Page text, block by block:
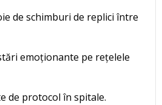
de schimburi de replici între
emoționante pe rețelele
de protocol în spitale.